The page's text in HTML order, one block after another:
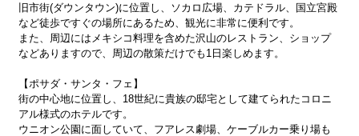
旧市街(ダウンタウン)に位置し、ソカロ広場、カテドラル、国立宮殿
など徒歩ですぐの場所にあるため、観光に非常に便利です。
また、周辺にはメキシコ料理を含めた沢山のレストラン、ショップ
などありますので、周辺の散策だけでも1日楽しめます。
【ポサダ・サンタ・フェ】
街の中心地に位置し、18世紀に貴族の邸宅として建てられたコロニ
アル様式のホテルです。
ウニオン公園に面していて、フアレス劇場、ケーブルカー乗り場も